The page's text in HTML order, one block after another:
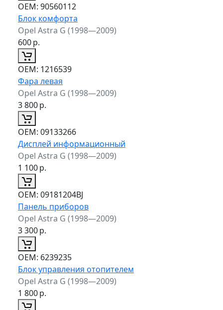
ОЕМ: 90560112
Блок комфорта
Opel Astra G (1998—2009)
600р.
ОЕМ: 1216539
Фара левая
Opel Astra G (1998—2009)
3 800р.
ОЕМ: 09133266
Дисплей информационный
Opel Astra G (1998—2009)
1 100р.
ОЕМ: 09181204BJ
Панель приборов
Opel Astra G (1998—2009)
3 300р.
ОЕМ: 6239235
Блок управления отопителем
Opel Astra G (1998—2009)
1 800р.